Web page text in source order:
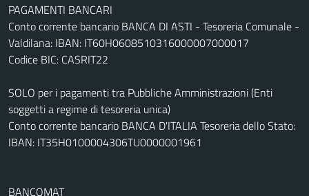
PAGAMENTI BANCARI
Conto corrente bancario BANCA DI ASTI - Tesoreria Comunale -
Valdilana: IBAN: IT60H0608510316000007000017
Codice BIC: CASRIT22
SOLO per i pagamenti tra Pubbliche Amministrazioni (Enti
soggetti a regime di tesoreria unica)
Conto corrente bancario BANCA D'ITALIA Tesoreria dello Stato:
IBAN: IT35H0100004306TU0000001961
BANCOMAT